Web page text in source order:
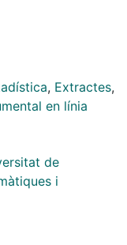
uns
d'acord
, Extractes,
en línia
de
i